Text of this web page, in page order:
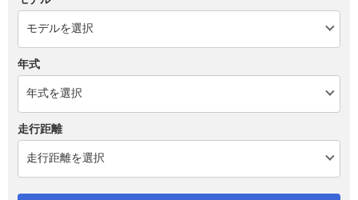
年式
走行距離